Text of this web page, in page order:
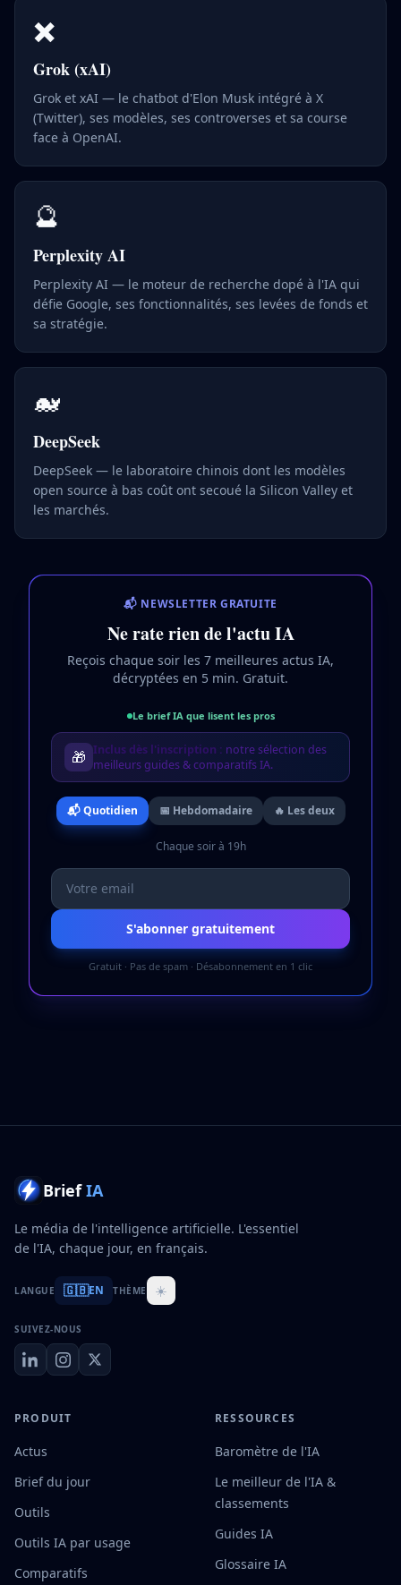
✖️
Grok (xAI)
Grok et xAI — le chatbot d'Elon Musk intégré à X
(Twitter), ses modèles, ses controverses et sa course
face à OpenAI.
🔮
Perplexity AI
Perplexity AI — le moteur de recherche dopé à l'IA qui
défie Google, ses fonctionnalités, ses levées de fonds et
sa stratégie.
🐋
DeepSeek
DeepSeek — le laboratoire chinois dont les modèles
open source à bas coût ont secoué la Silicon Valley et
les marchés.
📬 NEWSLETTER GRATUITE
Ne rate rien de l'actu IA
Reçois chaque soir les 7 meilleures actus IA,
décryptées en 5 min. Gratuit.
Le brief IA que lisent les pros
🎁 Inclus dès l'inscription : notre sélection des
meilleurs guides & comparatifs IA.
📬 Quotidien 📅 Hebdomadaire 🔥 Les deux
Chaque soir à 19h
S'abonner gratuitement
Gratuit · Pas de spam · Désabonnement en 1 clic
Brief IA
Le média de l'intelligence artificielle. L'essentiel
de l'IA, chaque jour, en français.
LANGUE 🇬🇧EN THÈME ☀️
SUIVEZ-NOUS
PRODUIT
Actus
Brief du jour
Outils
Outils IA par usage
Comparatifs
RESSOURCES
Baromètre de l'IA
Le meilleur de l'IA &
classements
Guides IA
Glossaire IA